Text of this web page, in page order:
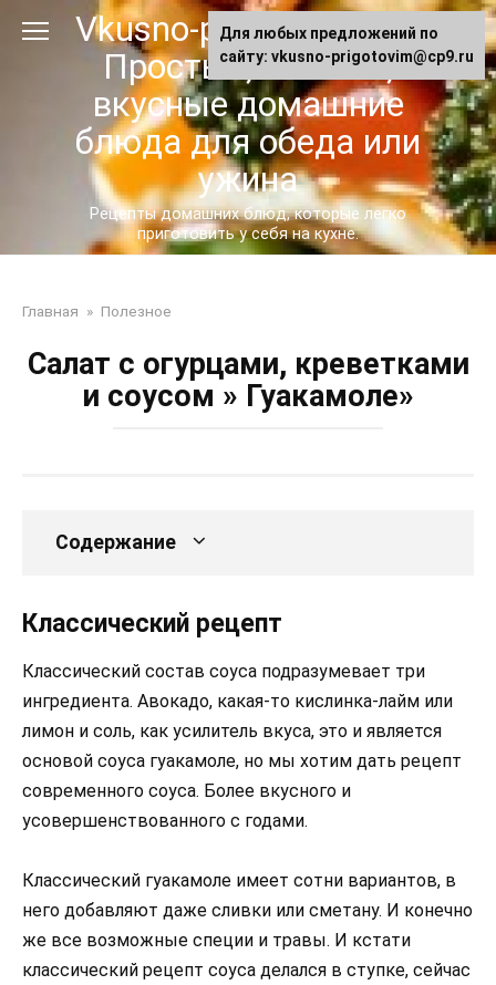
Vkusno-prigotovim.ru -
Простые, сытные,
вкусные домашние
блюда для обеда или
ужина
Рецепты домашних блюд, которые легко
приготовить у себя на кухне.
Главная » Полезное
Салат с огурцами, креветками
и соусом » Гуакамоле»
Содержание
Классический рецепт
Классический состав соуса подразумевает три
ингредиента. Авокадо, какая-то кислинка-лайм или
лимон и соль, как усилитель вкуса, это и является
основой соуса гуакамоле, но мы хотим дать рецепт
современного соуса. Более вкусного и
усовершенствованного с годами.
Классический гуакамоле имеет сотни вариантов, в
него добавляют даже сливки или сметану. И конечно
же все возможные специи и травы. И кстати
классический рецепт соуса делался в ступке, сейчас
Для любых предложений по
сайту: vkusno-prigotovim@cp9.ru